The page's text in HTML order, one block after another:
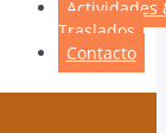
Actividades
Traslados
Contacto